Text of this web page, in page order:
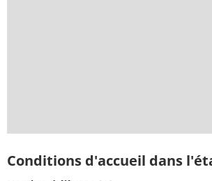
Conditions d'accueil dans